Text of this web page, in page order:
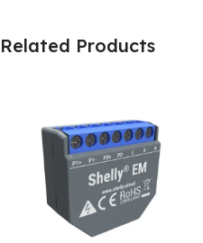
Related Products